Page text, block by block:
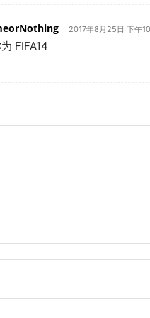
2017年8月25日 下午
FIFA14